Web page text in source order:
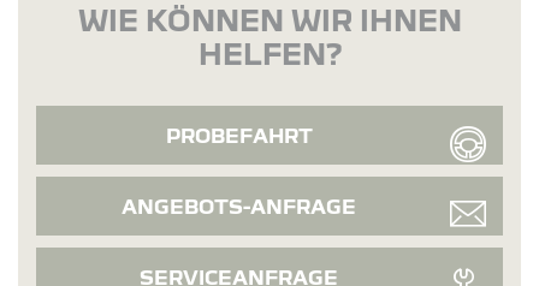
WIE KÖNNEN WIR IHNEN
HELFEN?
PROBEFAHRT
ANGEBOTS-ANFRAGE
SERVICEANFRAGE